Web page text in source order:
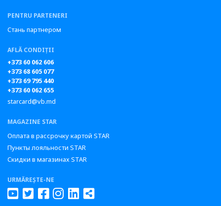
PENTRU PARTENERI
Стань партнером
AFLĂ CONDIȚII
+373 60 062 606
+373 68 605 077
+373 69 795 440
+373 60 062 655
starcard@vb.md
MAGAZINE STAR
Оплата в рассрочку картой STAR
Пункты лояльности STAR
Скидки в магазинах STAR
URMĂREȘTE-NE